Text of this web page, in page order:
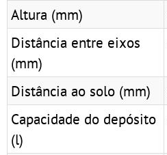
Altura (mm)
Distância entre eixos
(mm)
Distância ao solo (mm)
Capacidade do depósito
(l)